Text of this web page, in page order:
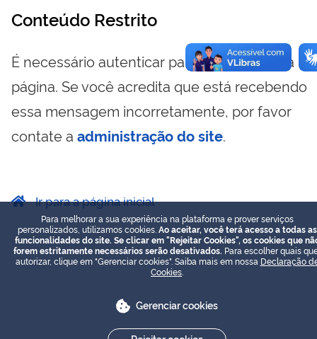
Conteúdo Restrito
É necessário autenticar para visualizar essa
página. Se você acredita que está recebendo
essa mensagem incorretamente, por favor
contate a administração do site.
Ir para a página inicial
Para melhorar a sua experiência na plataforma e prover serviços
personalizados, utilizamos cookies. Ao aceitar, você terá acesso a todas as
funcionalidades do site. Se clicar em "Rejeitar Cookies", os cookies que
forem estritamente necessários serão desativados. Para escolher quais
autorizar, clique em "Gerenciar cookies". Saiba mais em nossa Declaração
Cookies
Gerenciar cookies